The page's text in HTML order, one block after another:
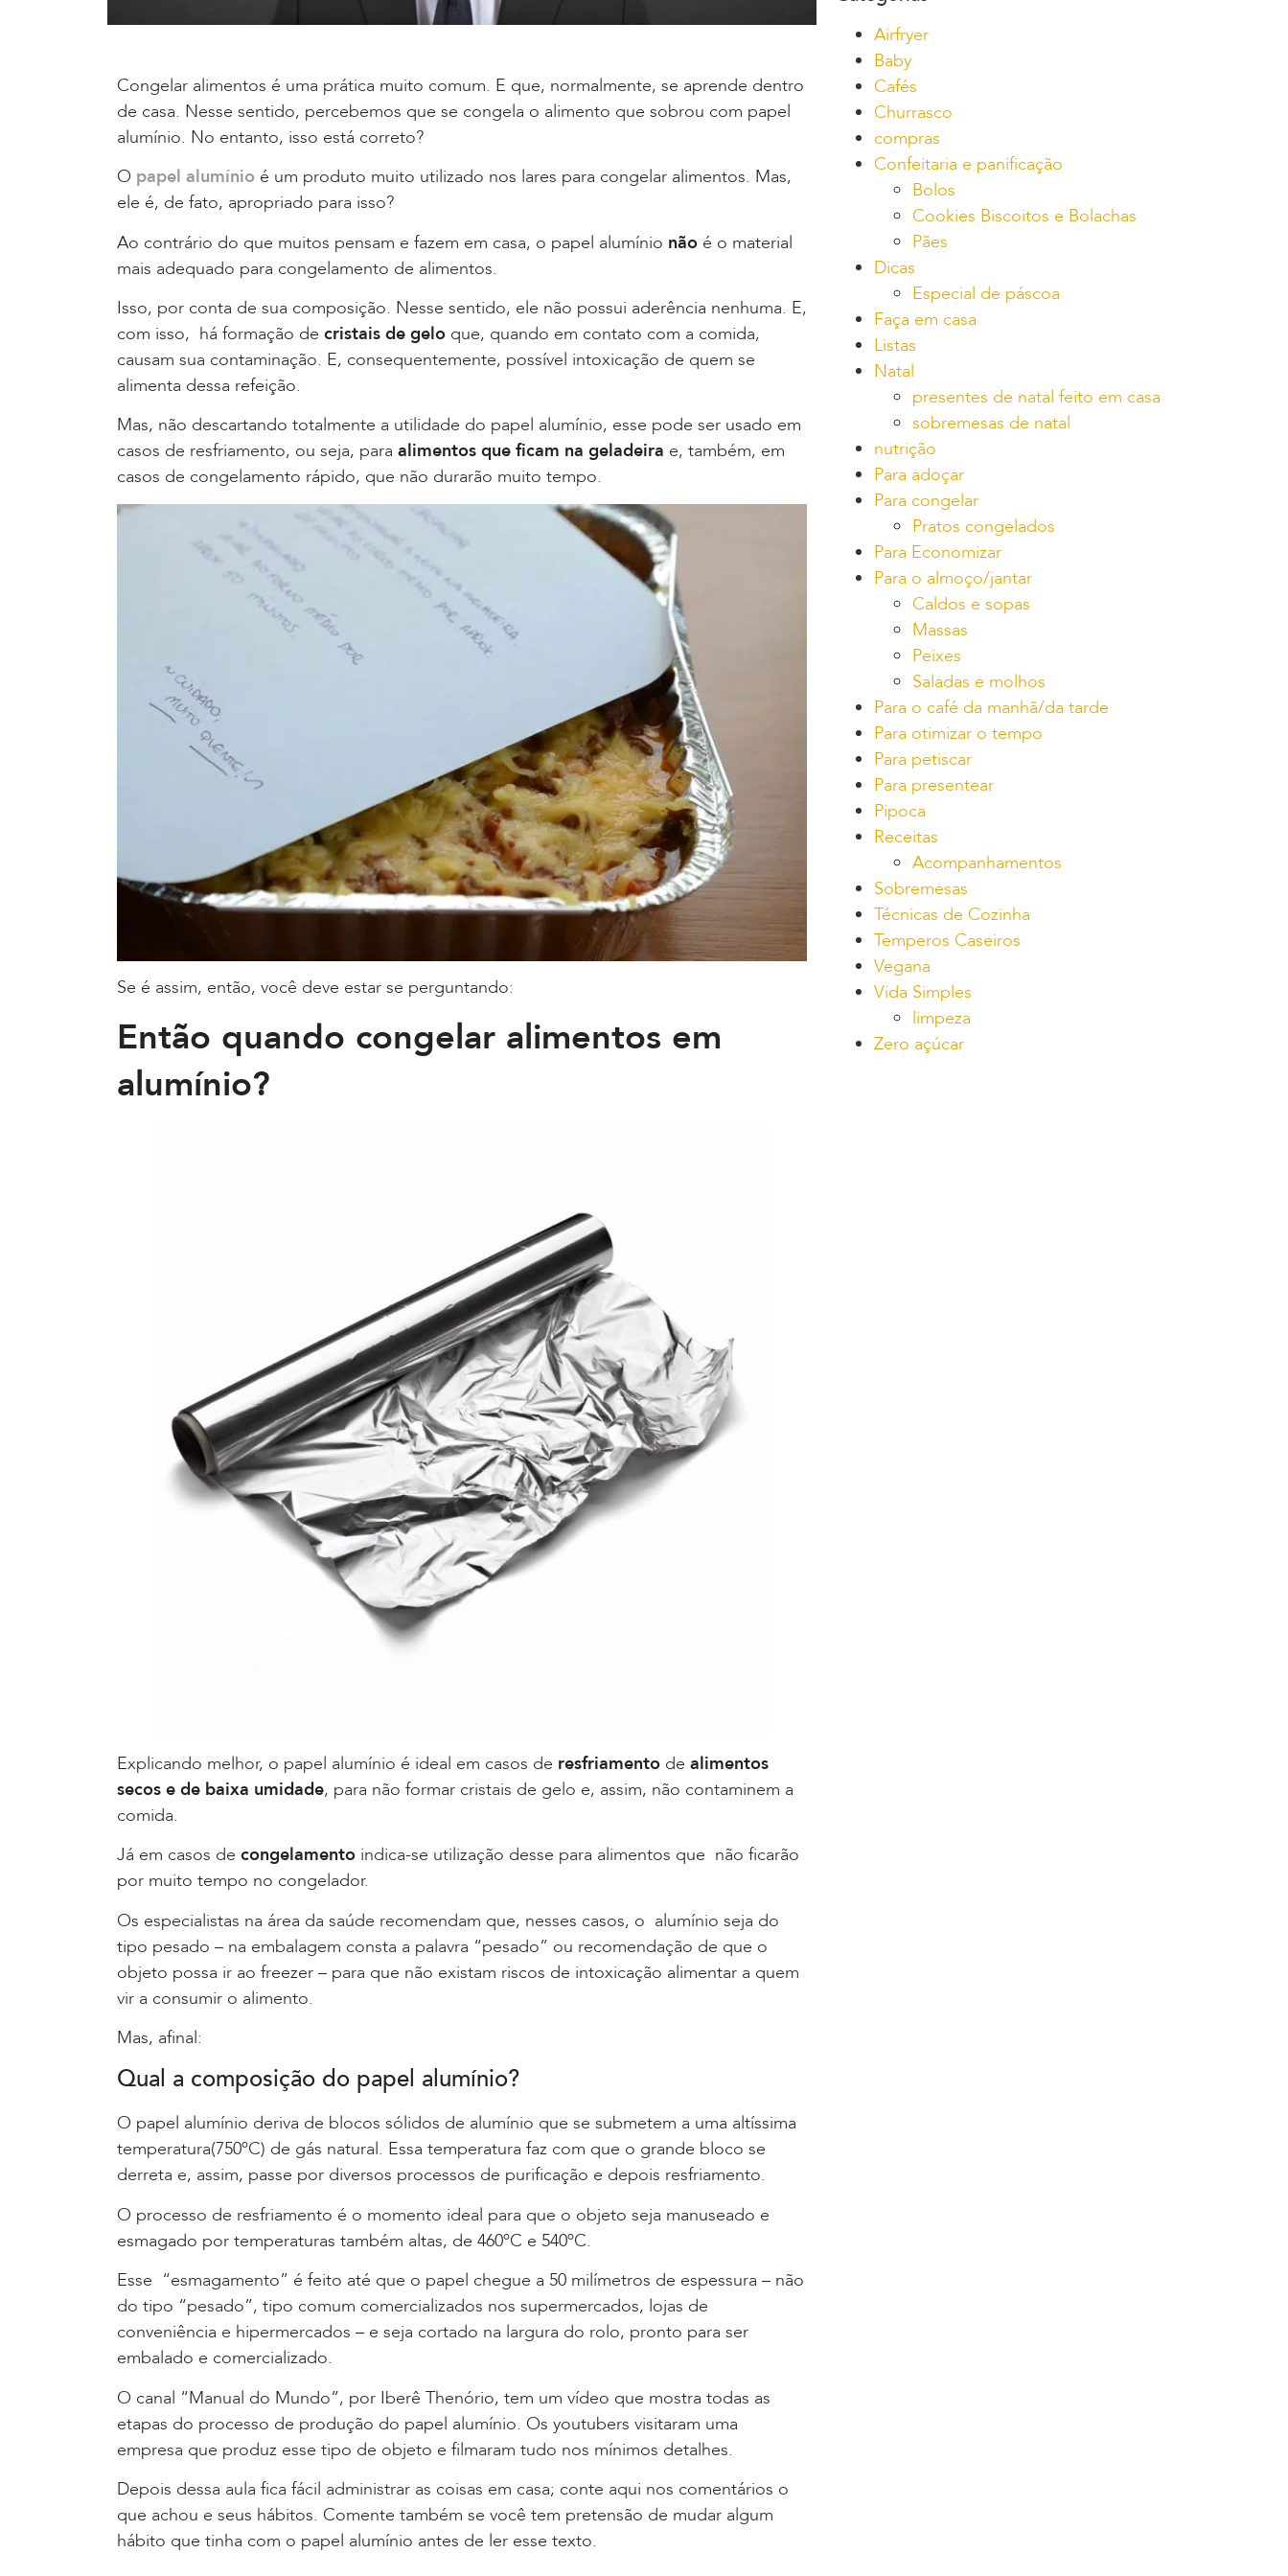
Congelar alimentos é uma prática muito comum. E que, normalmente, se aprende dentro
de casa. Nesse sentido, percebemos que se congela o alimento que sobrou com papel
alumínio. No entanto, isso está correto?
O papel alumínio é um produto muito utilizado nos lares para congelar alimentos. Mas,
ele é, de fato, apropriado para isso?
Ao contrário do que muitos pensam e fazem em casa, o papel alumínio não é o material
mais adequado para congelamento de alimentos.
Isso, por conta de sua composição. Nesse sentido, ele não possui aderência nenhuma. E,
com isso, há formação de cristais de gelo que, quando em contato com a comida,
causam sua contaminação. E, consequentemente, possível intoxicação de quem se
alimenta dessa refeição.
Mas, não descartando totalmente a utilidade do papel alumínio, esse pode ser usado em
casos de resfriamento, ou seja, para alimentos que ficam na geladeira e, também, em
casos de congelamento rápido, que não durarão muito tempo.
Se é assim, então, você deve estar se perguntando:
Então quando congelar alimentos em
alumínio?
Explicando melhor, o papel alumínio é ideal em casos de resfriamento de alimentos
secos e de baixa umidade, para não formar cristais de gelo e, assim, não contaminem a
comida.
Já em casos de congelamento indica-se utilização desse para alimentos que não ficarão
por muito tempo no congelador.
Os especialistas na área da saúde recomendam que, nesses casos, o alumínio seja do
tipo pesado – na embalagem consta a palavra “pesado” ou recomendação de que o
objeto possa ir ao freezer – para que não existam riscos de intoxicação alimentar a quem
vir a consumir o alimento.
Mas, afinal:
Qual a composição do papel alumínio?
O papel alumínio deriva de blocos sólidos de alumínio que se submetem a uma altíssima
temperatura(750ºC) de gás natural. Essa temperatura faz com que o grande bloco se
derreta e, assim, passe por diversos processos de purificação e depois resfriamento.
O processo de resfriamento é o momento ideal para que o objeto seja manuseado e
esmagado por temperaturas também altas, de 460ºC e 540ºC.
Esse “esmagamento” é feito até que o papel chegue a 50 milímetros de espessura – não
do tipo “pesado”, tipo comum comercializados nos supermercados, lojas de
conveniência e hipermercados – e seja cortado na largura do rolo, pronto para ser
embalado e comercializado.
O canal “Manual do Mundo”, por Iberê Thenório, tem um vídeo que mostra todas as
etapas do processo de produção do papel alumínio. Os youtubers visitaram uma
empresa que produz esse tipo de objeto e filmaram tudo nos mínimos detalhes.
Depois dessa aula fica fácil administrar as coisas em casa; conte aqui nos comentários o
que achou e seus hábitos. Comente também se você tem pretensão de mudar algum
hábito que tinha com o papel alumínio antes de ler esse texto.
Airfryer
Baby
Cafés
Churrasco
compras
Confeitaria e panificação
Bolos
Cookies Biscoitos e Bolachas
Pães
Dicas
Especial de páscoa
Faça em casa
Listas
Natal
presentes de natal feito em casa
sobremesas de natal
nutrição
Para adoçar
Para congelar
Pratos congelados
Para Economizar
Para o almoço/jantar
Caldos e sopas
Massas
Peixes
Saladas e molhos
Para o café da manhã/da tarde
Para otimizar o tempo
Para petiscar
Para presentear
Pipoca
Receitas
Acompanhamentos
Sobremesas
Técnicas de Cozinha
Temperos Caseiros
Vegana
Vida Simples
limpeza
Zero açúcar